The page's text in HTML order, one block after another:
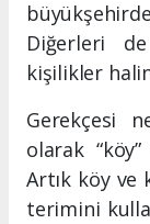
Diğerleri
kişilikler
Gerekçesi
olarak
Artık köy ve
terimini